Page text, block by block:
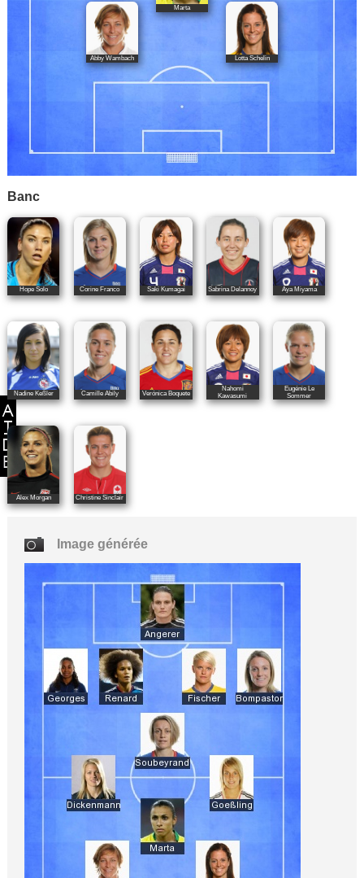
Marta
Abby Wambach Lotta Schelin
Banc
Hope Solo Corine Franco Saki Kumagai Sabrina Delannoy Aya Miyama
Nadine Keßler Camille Abily Verónica Boquete
Nahomi
Kawasumi
Eugénie Le
Sommer
Alex Morgan Christine Sinclair
Image générée